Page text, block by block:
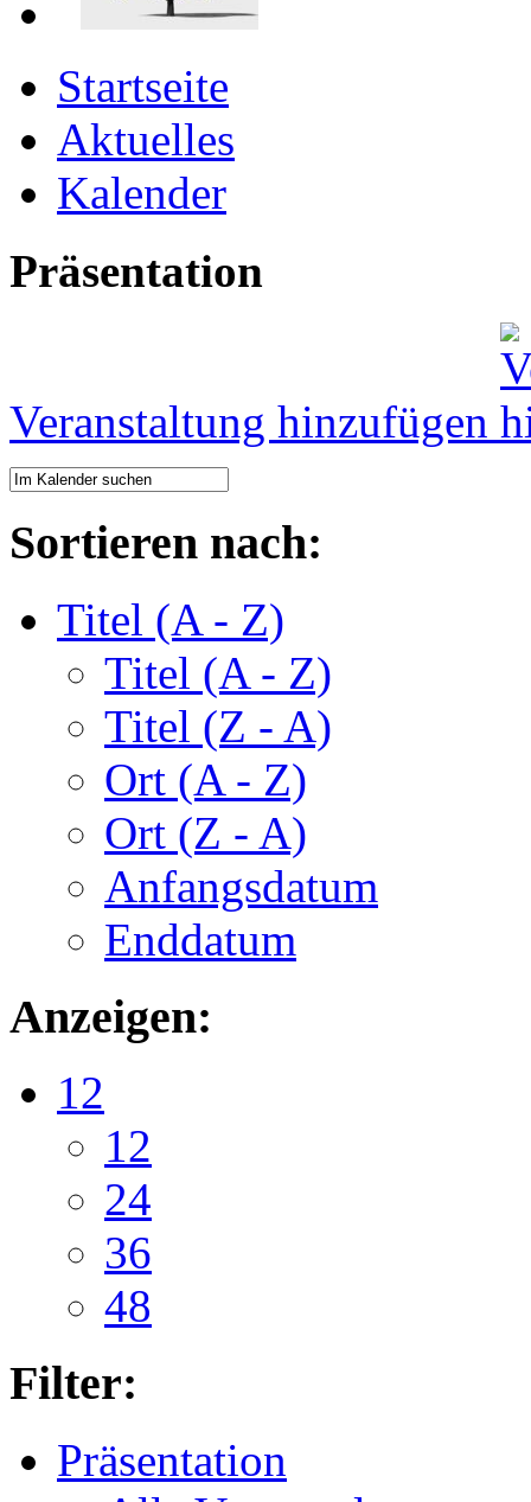
Startseite
Aktuelles
Kalender
Präsentation
Veranstaltung hinzufügen
Sortieren nach:
Titel (A - Z)
Titel (A - Z)
Titel (Z - A)
Ort (A - Z)
Ort (Z - A)
Anfangsdatum
Enddatum
Anzeigen:
12
12
24
36
48
Filter:
Präsentation